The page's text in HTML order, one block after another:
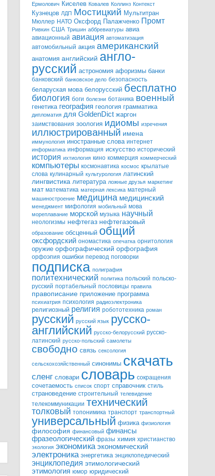
Ермолович Киселев Ковалев Коллинз Контекст
Кузнецов ЛДП Мостицкий Мультитран
Мюллер НАТО Оксфорд Палажченко Промт
Ривкин США Тришин аббревиатуры авиа
авиационный авиация автоматизация
автомобильный акция американский
анатомия английский англо-
русский астрономия афоризмы банки
банковский банковское дело безопасность
беларуская мова белорусский бесплатно
биология боги болезни ботаника военный
генетика география геология грамматика
дипломатия для GoldenDict жаргон
заимствования зоология идиомы изречения
иллюстрированный имена
иммунология иностранные слова интернет
информатика информация искусство исторический
история ихтиология кино коммерция коммерческий
компьютеры космонавтика космос крылатые
слова кулинарный культурология латинский
лингвистика литература ложные друзья маркетинг
мат математика матерная лексика матерный
машиностроение медицина медицинский
менеджмент мифология мобильный мова
мореплавание морской музыка научный
неологизмы нефтегаз нефтегазовый
образование обсценный общий
оксфордский ономастика опечатка орнитология
оружие орфографический орфография
орфоэпия ошибки перевод поговорки
подписка полиграфия
политехнический политика польский польско-
русский портабельный пословицы правила
правописание приложение программа
психиатрия психология радиоэлектроника
религиозный религия робототехника роман
русский русский язык русско-
английский русско-белорусский русско-
латинский русско-польский самолеты
свободно связь сексология
сельскохозяйственный синонимы скачать
сленг словари словарь сокращения
сочетаемость список спорт справочник стиль
страноведение строительный телевидение
телекоммуникации технический
толковый топонимика транспорт транспортный
универсальный физика физиология
философия финансовый финансы
фразеологический фразы химия христианство
экология экономика экономический
электроника энергетика энциклопедический
энциклопедия этимологический
этимология юмор юридический